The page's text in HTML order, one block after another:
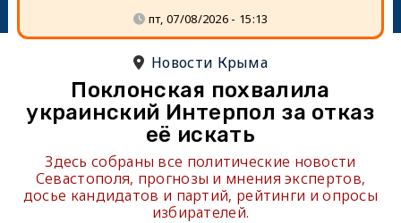
пт, 07/08/2026 - 15:13
Новости Крыма
Поклонская похвалила
украинский Интерпол за отказ
её искать
Здесь собраны все политические новости
Севастополя, прогнозы и мнения экспертов,
досье кандидатов и партий, рейтинги и опросы
избирателей.